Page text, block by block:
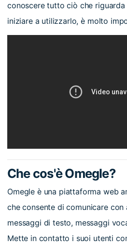
conoscere tutto ciò che riguarda
iniziare a utilizzarlo, è molto
Che cos'è Omegle?
Omegle è una piattaforma web
che consente di comunicare
messaggi di testo, messaggi
Mette in contatto i suoi utenti